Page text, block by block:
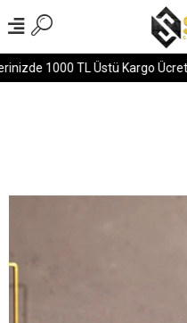
1000 TL Üstü Kargo